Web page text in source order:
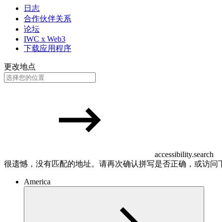
日志
合作伙伴关系
论坛
IWC x Web3
下载应用程序
更改地点
accessibility.search
很遗憾，没有匹配的地址。请再次确认拼写是否正确，或访问
America